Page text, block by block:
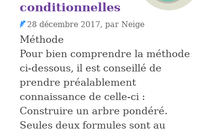
conditionnelles
28 décembre 2017, par Neige
Méthode
Pour bien comprendre la méthode
ci-dessous, il est conseillé de
prendre préalablement
connaissance de celle-ci :
Construire un arbre pondéré.
Seules deux formules sont au